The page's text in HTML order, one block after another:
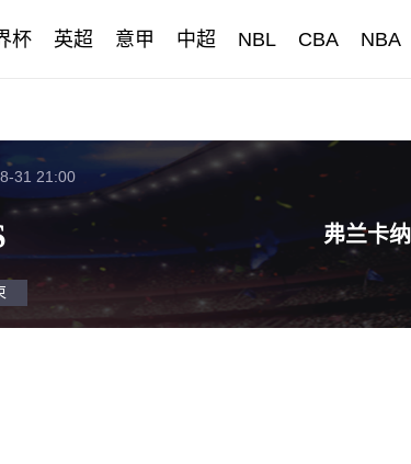
杯 英超 意甲 中超 NBL CBA NBA
31 21:00
弗兰卡纳